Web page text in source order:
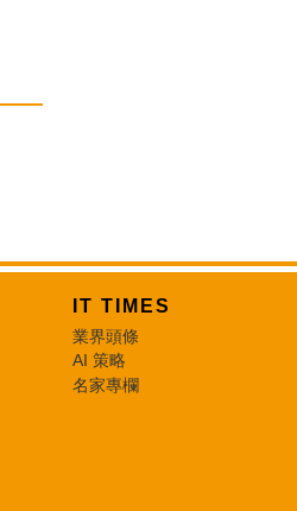
IT TIMES
業界頭條
AI 策略
名家專欄